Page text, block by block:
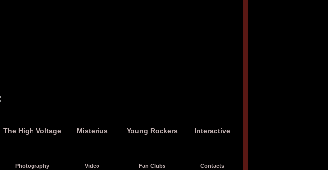
The High Voltage Misterius Young Rockers Interactive
Photography Video Fan Clubs Contacts